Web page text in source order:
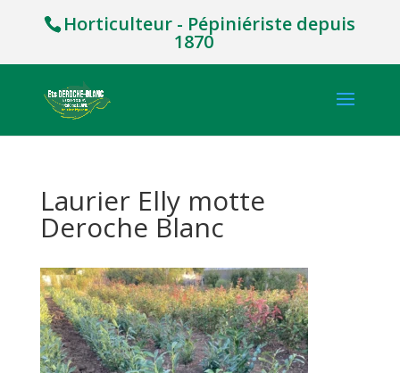
Horticulteur - Pépiniériste depuis
1870
Laurier Elly motte
Deroche Blanc